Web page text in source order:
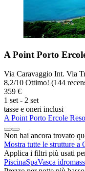
A Point Porto
Via Caravaggio Int. Via
8,2/10 Ottimo! (144
359 €
1 set - 2 set
tasse e oneri inclusi
A Point Porto Ercole
Non hai ancora trovato
Mostra tutte le strutture a
Applica i filtri più usati
PiscinaSpaVasca